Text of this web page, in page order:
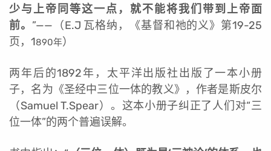
少与上帝同等这一点，就不能将我们带到上帝面
前。 ”——（E.J 瓦格纳，《基督和祂的义》第19-25
页，1890年）
两年后的1892年，太平洋出版社出版了一本小册
子，名为《圣经中三位一体的教义》，作者是斯皮尔
（Samuel T.Spear）。这本小册子纠正了人们对“三
位一体”的两个普遍误解。